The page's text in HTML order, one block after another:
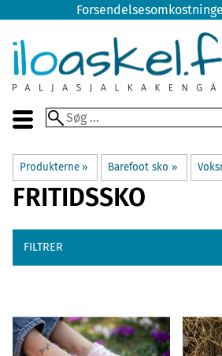
Produkterne ‪» Barefoot sko ‪»
FRITIDSSKO
FILTRER